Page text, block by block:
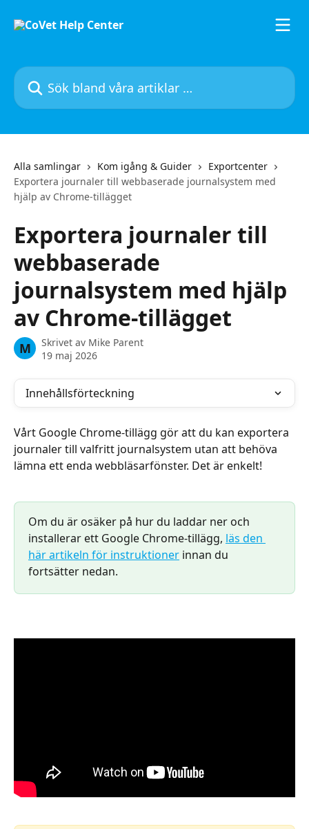
Sök bland våra artiklar …
Alla samlingar Kom igång & Guider
Exportcenter
Exportera journaler till webbaserade journalsystem med
hjälp av Chrome-tillägget
Exportera journaler till
webbaserade
journalsystem med hjälp
av Chrome-tillägget
M Skrivet av Mike Parent
19 maj 2026
Innehållsförteckning
Vårt Google Chrome-tillägg gör att du kan exportera
journaler till valfritt journalsystem utan att behöva
lämna ett enda webbläsarfönster. Det är enkelt!
Om du är osäker på hur du laddar ner och
installerar ett Google Chrome-tillägg, läs den
här artikeln för instruktioner innan du
fortsätter nedan.